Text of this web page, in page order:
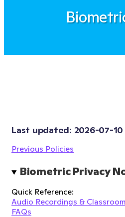
Last updated: 2026-07-10
Previous Policies
Biometric Privacy
Quick Reference:
Audio Recordings &
FAQs